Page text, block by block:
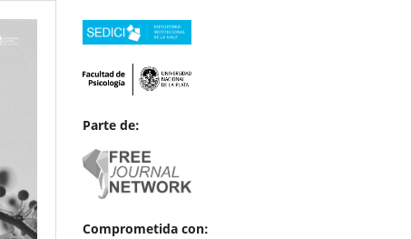
Parte de:
Comprometida con: